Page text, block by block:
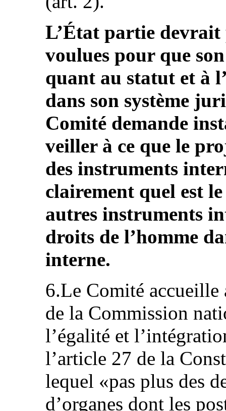
L’État partie devrait
voulues pour que
quant au statut et à
dans son système
Comité demande
veiller à ce que le
des instruments
clairement quel est
autres instruments
droits de l’homme
interne.
6.Le Comité accueille
de la Commission
l’égalité et
l’article 27 de la
lequel «pas plus des
d’organes dont les